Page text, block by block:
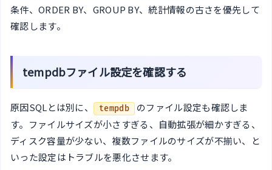
条件、ORDER BY、GROUP BY、統計情報の古さを優先して
確認します。
tempdbファイル設定を確認する
原因SQLとは別に、 tempdb のファイル設定も確認しま
す。ファイルサイズが小さすぎる、自動拡張が細かすぎる、
ディスク容量が少ない、複数ファイルのサイズが不揃い、と
いった設定はトラブルを悪化させます。